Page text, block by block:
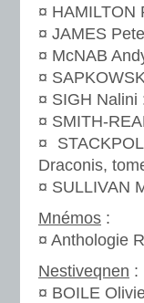
¤ HAMILTON
¤ JAMES
¤ McNAB
¤
¤ SIGH Nalini
¤ SMITH-
¤
Draconis,
¤ SULLIVAN
Mnémos :
¤ Anthologie
Nestiveqnen :
¤ BOILE